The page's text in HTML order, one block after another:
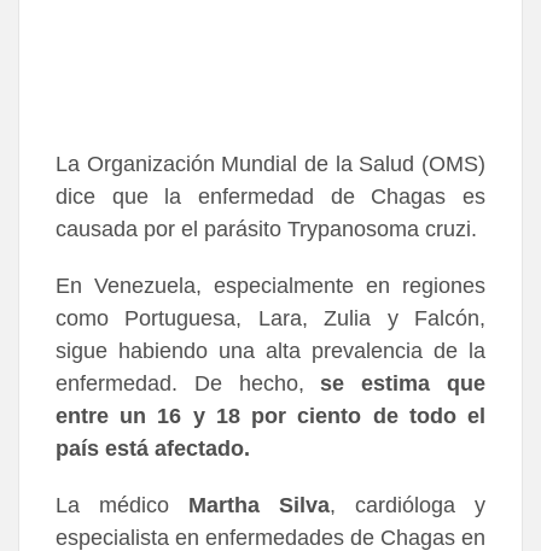
La Organización Mundial de la Salud (OMS)
dice que la enfermedad de Chagas es
causada por el parásito Trypanosoma cruzi.
En Venezuela, especialmente en regiones
como Portuguesa, Lara, Zulia y Falcón,
sigue habiendo una alta prevalencia de la
enfermedad. De hecho,
se estima que
entre un 16 y 18 por ciento de todo el
país está afectado.
La médico Martha Silva, cardióloga y
especialista en enfermedades de Chagas en